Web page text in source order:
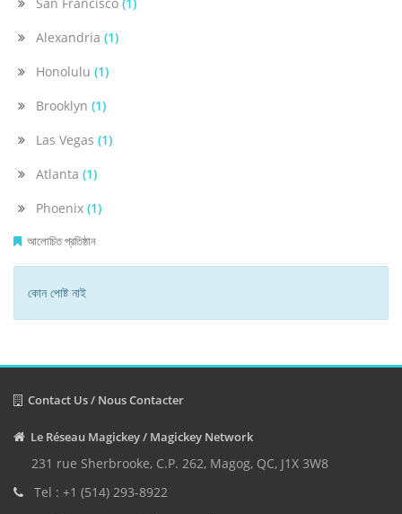
Alexandria (1)
Honolulu (1)
Brooklyn (1)
Las Vegas (1)
Atlanta (1)
Phoenix (1)
আলোচিত প্রতিষ্ঠান
কোন পোষ্ট নাই
Contact Us / Nous Contacter
Le Réseau Magickey / Magickey Network
231 rue Sherbrooke, C.P. 262, Magog, QC, J1X 3W8
Tel : +1 (514) 293-8922